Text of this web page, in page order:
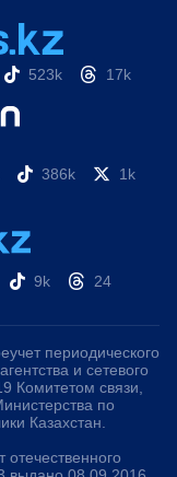
523k 17k
386k
1k
9k 24
периодического
и сетевого
Комитетом связи,
по
Казахстан.
отечественного